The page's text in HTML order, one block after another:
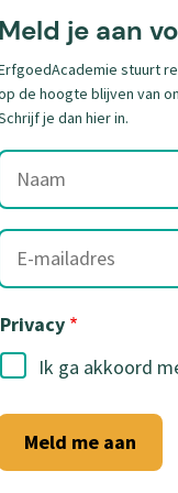
Meld je aan
stuurt
de hoogte blijven van
je dan hier in.
Privacy
Ik ga akkoord
Meld me aan